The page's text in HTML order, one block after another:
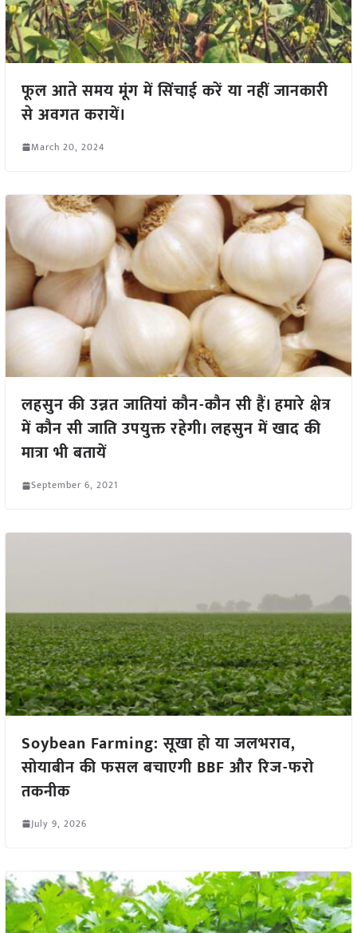
फूल आते समय मूंग में सिंचाई करें या नहीं जानकारी
से अवगत करायें।
March 20, 2024
लहसुन की उन्नत जातियां कौन-कौन सी हैं। हमारे क्षेत्र
में कौन सी जाति उपयुक्त रहेगी। लहसुन में खाद की
मात्रा भी बतायें
September 6, 2021
Soybean Farming: सूखा हो या जलभराव,
सोयाबीन की फसल बचाएगी BBF और रिज-फरो
तकनीक
July 9, 2026